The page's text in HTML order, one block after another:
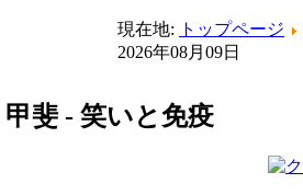
現在地: トップページ
2026年08月09日
斐 - 笑いと免疫